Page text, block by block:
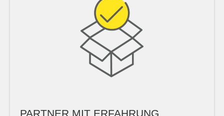
PARTNER MIT ERFAHRUNG